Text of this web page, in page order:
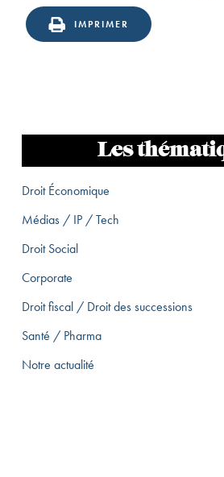
IMPRIMER
Les
Droit Économique
Médias / IP / Tech
Droit Social
Corporate
Droit fiscal / Droit des successions
Santé / Pharma
Notre actualité